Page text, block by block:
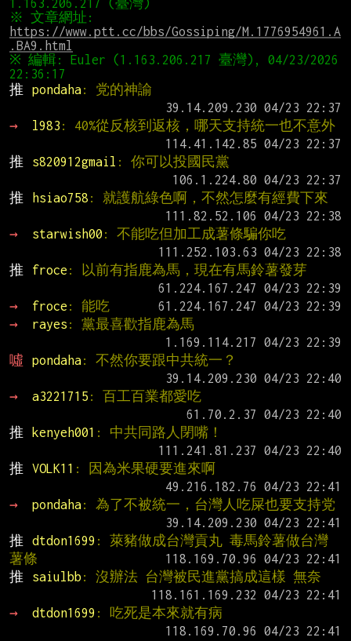
https://www.ptt.cc/bbs/Gossiping/M.1776954961.A
.BA9.html
※ 編輯: Euler (1.163.206.217 臺灣), 04/23/2026
推
pondaha: 党的神諭
→
l983 : 40%從反核到返核，哪天支持統一也不意外
推
s820912gmail : 你可以投國民黨
推
hsiao758 : 就護航綠色啊，不然怎麼有經費下來
→
starwish00 : 不能吃但加工成薯條騙你吃
推
froce : 以前有指鹿為馬，現在有馬鈴薯發芽
→
froce : 能吃
→
rayes : 黨最喜歡指鹿為馬
噓
pondaha: 不然你要跟中共統一？
→
a3221715 : 百工百業都愛吃
推
kenyeh001 : 中共同路人閉嘴！
推
VOLK11 : 因為米果硬要進來啊
→
pondaha: 為了不被統一，台灣人吃屎也要支持党
推
dtdon1699 : 萊豬做成台灣貢丸 毒馬鈴薯做台灣
薯條
推
saiulbb : 沒辦法 台灣被民進黨搞成這樣 無奈
→
dtdon1699 : 吃死是本來就有病